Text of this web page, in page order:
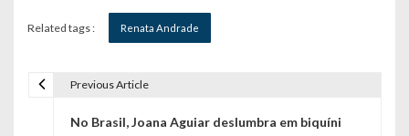
Related tags : Renata Andrade
Previous Article
No Brasil, Joana Aguiar deslumbra em biquíni